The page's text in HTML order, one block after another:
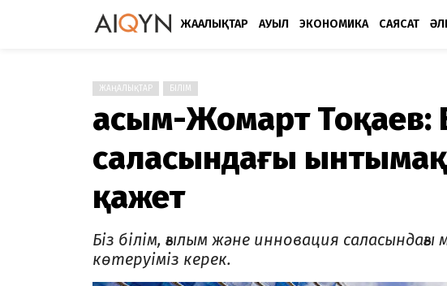
ЖАҢАЛЫҚТАР АУЫЛ ЭКОНОМИКА САЯСАТ
ЖАҢАЛЫҚТАР БІЛІМ
Қасым-Жомарт Тоқаев:
саласындағы
қажет
Біз білім, ғылым және инновация
көтеруіміз керек.